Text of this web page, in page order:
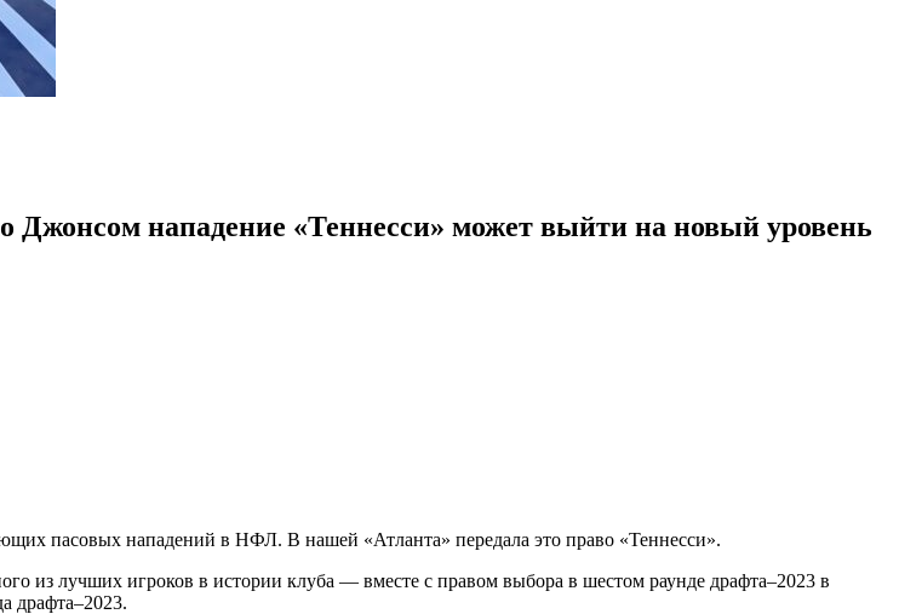
Джонсом нападение «Теннесси» может выйти на новый уровень
пасовых нападений в НФЛ. В нашей «Атланта» передала это право «Теннесси».
из лучших игроков в истории клуба — вместе с правом выбора в шестом раунде драфта–2023 в
драфта–2023.